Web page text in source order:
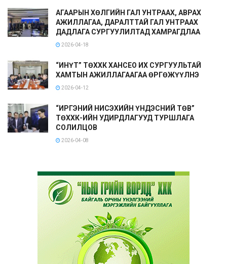
АГААРЫН ХӨЛГИЙН ГАЛ УНТРААХ, АВРАХ
АЖИЛЛАГАА, ДАРАЛТТАЙ ГАЛ УНТРААХ
ДАДЛАГА СУРГУУЛИЛТАД ХАМРАГДЛАА
2026-04-18
“ИНҮТ” ТӨХХК ХАНСЕО ИХ СУРГУУЛЬТАЙ
ХАМТЫН АЖИЛЛАГААГАА ӨРГӨЖҮҮЛНЭ
2026-04-12
“ИРГЭНИЙ НИСЭХИЙН ҮНДЭСНИЙ ТӨВ”
ТӨХХК-ИЙН УДИРДЛАГУУД ТУРШЛАГА
СОЛИЛЦОВ
2026-04-08